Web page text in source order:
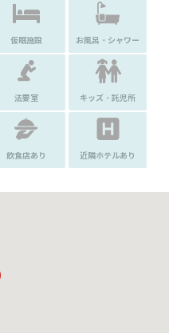
仮眠施設 お風呂・シャワー
法要室 キッズ・託児所
飲食店あり 近隣ホテルあり